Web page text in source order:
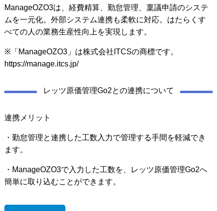
ManageOZO3は、経費精算、勤怠管理、稟議申請のシステ
ムを一元化。外部システム連携も柔軟に対応。はたらくす
べての人の業務生産性向上を実現します。
※「ManageOZO3」は株式会社ITCSの商標です。
https://manage.itcs.jp/
レッツ原価管理Go2との連携について
連携メリット
・勤怠管理と連携した工数入力で管理する手間を軽減でき
ます。
・ManageOZO3で入力した工数を、レッツ原価管理Go2へ
簡単に取り込むことができます。